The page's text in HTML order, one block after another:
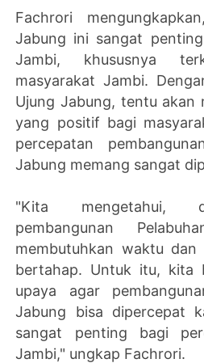
Fachrori
Jabung ini sangat
Jambi, khususnya
masyarakat Jambi.
Ujung Jabung, tentu akan
yang positif bagi
percepatan
Jabung memang sangat
"Kita mengetahui,
pembangunan
membutuhkan waktu dan
bertahap. Untuk itu, kita
upaya agar
Jabung bisa dipercepat
sangat penting bagi
Jambi," ungkap Fachrori.